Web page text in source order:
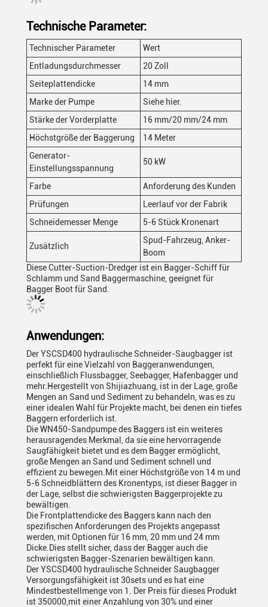
Technische Parameter:
Technischer Parameter
Wert
Entladungsdurchmesser
20 Zoll
Seiteplattendicke
14 mm
Marke der Pumpe
Siehe hier.
Stärke der Vorderplatte
16 mm/20 mm/24 mm
Höchstgröße der Baggerung
14 Meter
Generator-
Einstellungsspannung
50 kW
Farbe
Anforderung des Kunden
Prüfungen
Leerlauf vor der Fabrik
Schneidemesser Menge
5-6 Stück Kronenart
Zusätzlich
Spud-Fahrzeug, Anker-
Boom
Diese Cutter-Suction-Dredger ist ein Bagger-Schiff für
Schlamm und Sand Baggermaschine, geeignet für
Bagger Boot für Sand.
Anwendungen:
Der YSCSD400 hydraulische Schneider-Saugbagger ist
perfekt für eine Vielzahl von Baggeranwendungen,
einschließlich Flussbagger, Seebagger, Hafenbagger und
mehr.Hergestellt von Shijiazhuang, ist in der Lage, große
Mengen an Sand und Sediment zu behandeln, was es zu
einer idealen Wahl für Projekte macht, bei denen ein tiefes
Baggern erforderlich ist.
Die WN450-Sandpumpe des Baggers ist ein weiteres
herausragendes Merkmal, da sie eine hervorragende
Saugfähigkeit bietet und es dem Bagger ermöglicht,
große Mengen an Sand und Sediment schnell und
effizient zu bewegen.Mit einer Höchstgröße von 14 m und
5-6 Schneidblättern des Kronentyps, ist dieser Bagger in
der Lage, selbst die schwierigsten Baggerprojekte zu
bewältigen.
Die Frontplattendicke des Baggers kann nach den
spezifischen Anforderungen des Projekts angepasst
werden, mit Optionen für 16 mm, 20 mm und 24 mm
Dicke.Dies stellt sicher, dass der Bagger auch die
schwierigsten Bagger-Szenarien bewältigen kann.
Der YSCSD400 hydraulische Schneider Saugbagger
Versorgungsfähigkeit ist 30sets und es hat eine
Mindestbestellmenge von 1. Der Preis für dieses Produkt
ist 350000,mit einer Anzahlung von 30% und einer